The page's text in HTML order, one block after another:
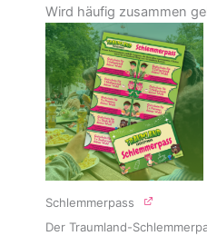
Wird häufig zusammen
Schlemmerpass
Der Traumland-
Tagestickets
Saison
2026
Menge